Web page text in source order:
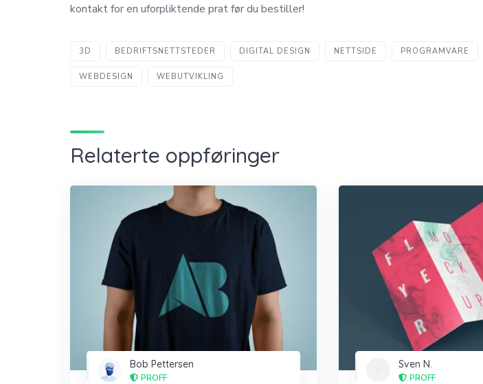
kontakt for en uforpliktende prat før du bestiller!
3D BEDRIFTSNETTSTEDER DIGITAL DESIGN NETTSIDE PROGRAMVARE
WEBDESIGN WEBUTVIKLING
Relaterte oppføringer
Bob Pettersen
PROFF
Sven N.
PROFF